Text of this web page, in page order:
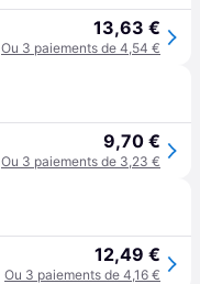
13,63 €
Ou 3 paiements de 4,54 €
9,70 €
Ou 3 paiements de 3,23 €
12,49 €
Ou 3 paiements de 4,16 €